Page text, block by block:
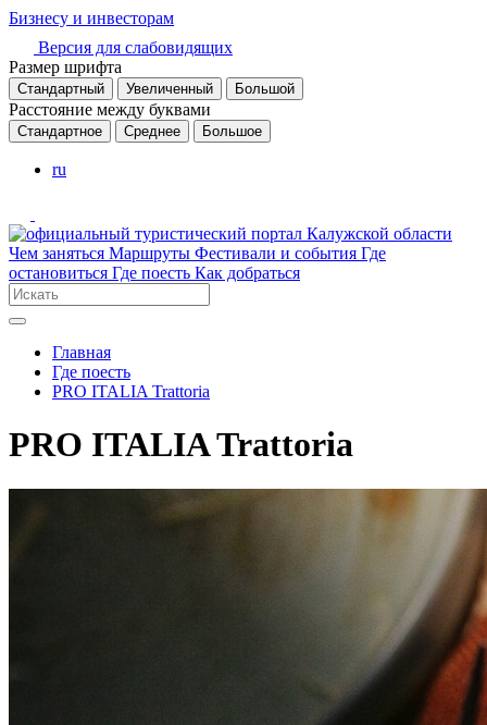
Бизнесу и инвесторам
Версия для слабовидящих
Размер шрифта
Стандартный Увеличенный Большой
Расстояние между буквами
Стандартное Среднее Большое
ru
Чем заняться Маршруты Фестивали и события Где
остановиться Где поесть Как добраться
Главная
Где поесть
PRO ITALIA Trattoria
PRO ITALIA Trattoria